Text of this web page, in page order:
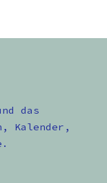
das
Kalender,